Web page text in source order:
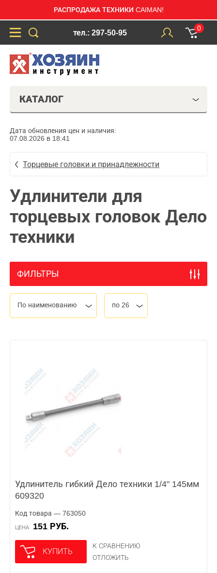
РАСПРОДАЖА ТЕХНИКИ CAIMAN!
тел.: 297-50-95
0
КАТАЛОГ
Дата обновления цен и наличия:
07.08.2026 в 18:41
Торцевые головки и принадлежности
Удлинители для
торцевых головок Дело
техники
ФИЛЬТРЫ
По наименованию по 26
Удлинитель гибкий Дело техники 1/4" 145мм
609320
Код товара — 763050
ЦЕНА 151 РУБ.
КУПИТЬ
К СРАВНЕНИЮ
ОТЛОЖИТЬ